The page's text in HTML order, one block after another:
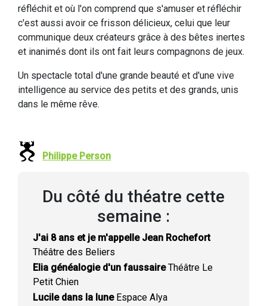
réfléchit et où l'on comprend que s'amuser et réfléchir
c'est aussi avoir ce frisson délicieux, celui que leur
communique deux créateurs grâce à des bêtes inertes
et inanimés dont ils ont fait leurs compagnons de jeux.
Un spectacle total d'une grande beauté et d'une vive
intelligence au service des petits et des grands, unis
dans le même rêve.
Philippe Person
Du côté du théatre cette
semaine :
J'ai 8 ans et je m'appelle Jean Rochefort
Théâtre des Beliers
Elia généalogie d'un faussaireThéâtre Le
Petit Chien
Lucile dans la luneEspace Alya